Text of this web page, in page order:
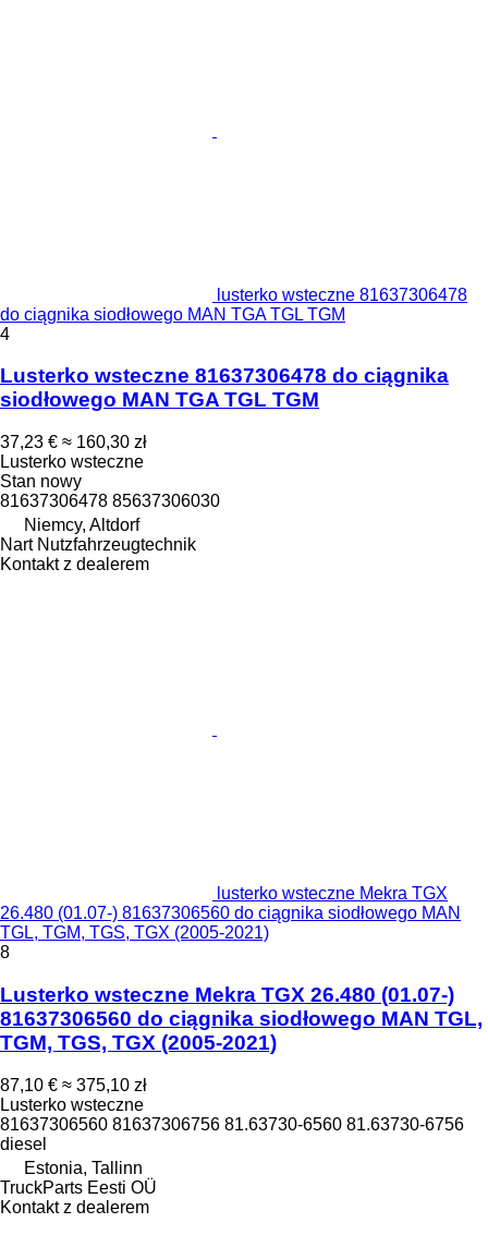
lusterko wsteczne 81637306478
do ciągnika siodłowego MAN TGA TGL TGM
4
Lusterko wsteczne 81637306478 do ciągnika
siodłowego MAN TGA TGL TGM
37,23 € ≈ 160,30 zł
Lusterko wsteczne
Stan nowy
81637306478 85637306030
Niemcy, Altdorf
Nart Nutzfahrzeugtechnik
Kontakt z dealerem
lusterko wsteczne Mekra TGX
26.480 (01.07-) 81637306560 do ciągnika siodłowego MAN
TGL, TGM, TGS, TGX (2005-2021)
8
Lusterko wsteczne Mekra TGX 26.480 (01.07-)
81637306560 do ciągnika siodłowego MAN TGL,
TGM, TGS, TGX (2005-2021)
87,10 € ≈ 375,10 zł
Lusterko wsteczne
81637306560 81637306756 81.63730-6560 81.63730-6756
diesel
Estonia, Tallinn
TruckParts Eesti OÜ
Kontakt z dealerem